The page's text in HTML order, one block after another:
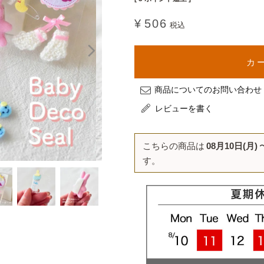
¥ 506 税込
カ
商品についてのお問い合わせ
レビューを書く
こちらの商品は 08月10日(月)
す。